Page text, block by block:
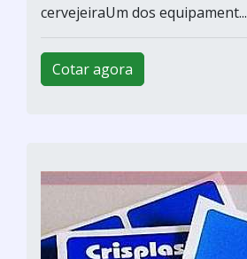
cervejeiraUm dos equipament...
Cotar agora